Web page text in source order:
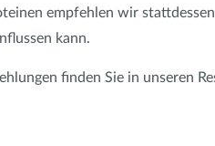
empfehlen wir
kann.
finden Sie in unseren